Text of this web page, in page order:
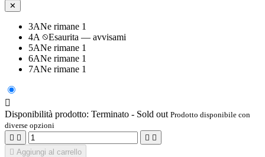
✕
3ANe rimane 1
4A
Esaurita — avvisami
5ANe rimane 1
6ANe rimane 1
7ANe rimane 1

Disponibilità prodotto: Terminato - Sold out Prodotto disponibile con
diverse opzioni
   
 Aggiungi al carrello